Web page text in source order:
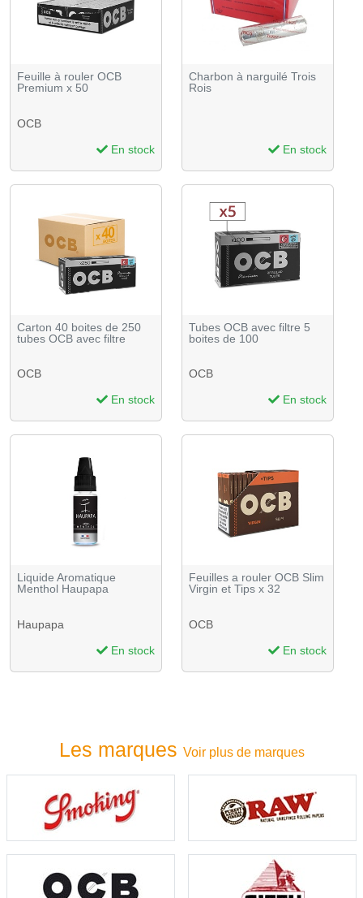
Feuille à rouler OCB
Premium x 50
OCB
En stock
Charbon à narguilé Trois
Rois
En stock
Carton 40 boites de 250
tubes OCB avec filtre
OCB
En stock
Tubes OCB avec filtre 5
boites de 100
OCB
En stock
Liquide Aromatique
Menthol Haupapa
Haupapa
En stock
Feuilles a rouler OCB Slim
Virgin et Tips x 32
OCB
En stock
Les marques Voir plus de marques